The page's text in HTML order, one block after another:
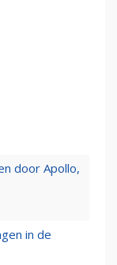
door Apollo,
in de